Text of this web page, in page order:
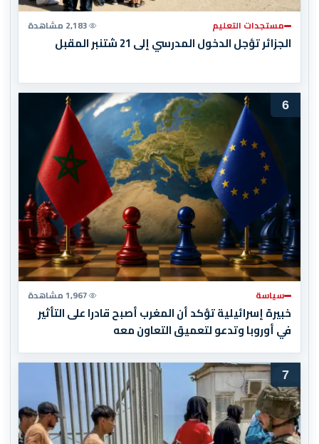
مستجدات التعليم 2,183 مشاهدة
الجزائر تؤجل الدخول المدرسي إلى 21 شتنبر المقبل
6
سياسة 1,967 مشاهدة
خبيرة إسرائيلية تؤكد أن المغرب أصبح قادرا على التأثير
في أوروبا وتدعو لتعميق التعاون معه
7